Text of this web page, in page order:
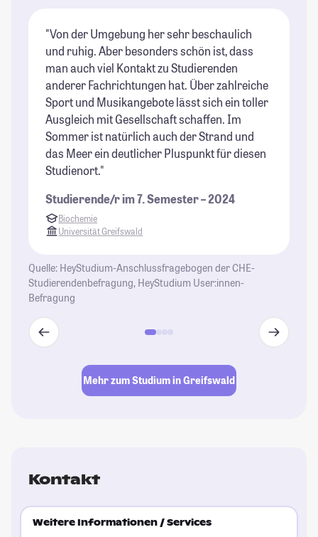
"Von der Umgebung her sehr beschaulich
und ruhig. Aber besonders schön ist, dass
man auch viel Kontakt zu Studierenden
anderer Fachrichtungen hat. Über zahlreiche
Sport und Musikangebote lässt sich ein toller
Ausgleich mit Gesellschaft schaffen. Im
Sommer ist natürlich auch der Strand und
das Meer ein deutlicher Pluspunkt für diesen
Studienort."
Studierende/r im 7. Semester – 2024
Biochemie
Universität Greifswald
Quelle: HeyStudium-Anschlussfragebogen der CHE-
Studierendenbefragung, HeyStudium User:innen-
Befragung
Mehr zum Studium in Greifswald
Kontakt
Weitere Informationen / Services